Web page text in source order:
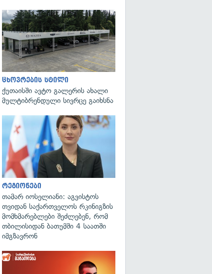
გადახედვა
ცხოვრების სტილი
ქუთაისში ავტო გალერის ახალი
მულტიბრენდული სივრცე გაიხსნა
რეგიონები
თამარ იოსელიანი: აგვისტოს
თვიდან საქართველოს რკინიგზის
მომხმარებლები შეძლებენ, რომ
თბილისიდან ბათუმში 4 საათში
იმგზავრონ